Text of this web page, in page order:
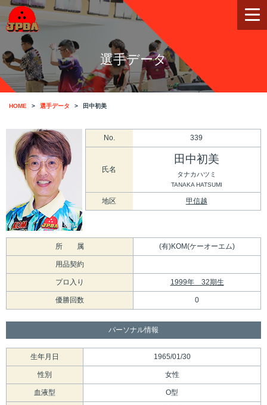
選手データ
HOME 選手データ 田中初美
No. 339
氏名
田中初美
タナカハツミ
TANAKA HATSUMI
地区 甲信越
所 属 (有)KOM(ケーオーエム)
用品契約
プロ入り 1999年 32期生
優勝回数 0
パーソナル情報
生年月日 1965/01/30
性別 女性
血液型 O型